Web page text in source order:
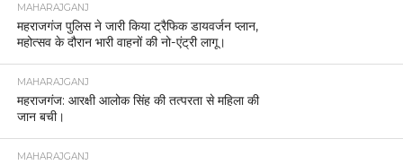
MAHARAJGANJ
महराजगंज पुलिस ने जारी किया ट्रैफिक डायवर्जन प्लान,
महोत्सव के दौरान भारी वाहनों की नो-एंट्री लागू।
MAHARAJGANJ
महराजगंज: आरक्षी आलोक सिंह की तत्परता से महिला की
जान बची।
MAHARAJGANJ